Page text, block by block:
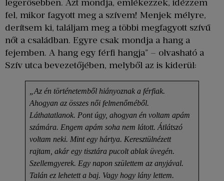
legerősebben. Azt mondja, emlékezzek, idézzem
fel, mikor fagyott meg a szívem! Menjek mélyre,
derítsem ki, találjam meg a többi megfagyott szívű
nőt a családban. Egyre csak mondja a hang a
fejemben. A hang egy férfi hangja” – olvasható a
Szív utca bevezetőjében, melyből az is kiderül:
„Az én történetemből hiányoznak a férfiak.
Ahogyan az összes női felmenőméből.
Láthatatlanok. Pont úgy, ahogyan én voltam apám
számára. Engem apám soha nem látott. Átlátszó
voltam neki. Mint egy hártya. Keresztülnézett
rajtam, akár egy tisztára pucolt ablak üvegén.
Szellemgyerek. Egy napon születtem az anyjával.
Talán ez lehetett a baj. Vagy hogy lány lettem.